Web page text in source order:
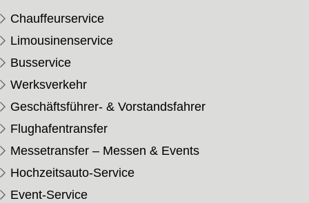
Chauffeurservice
Limousinenservice
Busservice
Werksverkehr
Geschäftsführer- & Vorstandsfahrer
Flughafentransfer
Messetransfer – Messen & Events
Hochzeitsauto-Service
Event-Service